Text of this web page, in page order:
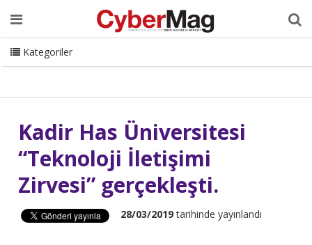
Ana Sayfa Hakkımızda Dergi Editörden
Danışmanlık
ISC Turkey Sizden Gelenler
İletişim
CyberMag Logo
Kategoriler
Kadir Has Üniversitesi
“Teknoloji İletişimi
Zirvesi” gerçekleşti.
28/03/2019tarihinde yayınlandı